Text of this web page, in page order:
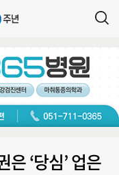
은 ‘당심’ 업은